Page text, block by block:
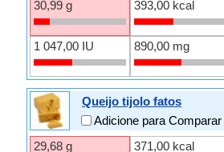
30,99 g
393,00 kcal
1 047,00 IU 890,00 mg
Queijo tijolo fatos
Adicione para Comparar
29,68 g
371,00 kcal